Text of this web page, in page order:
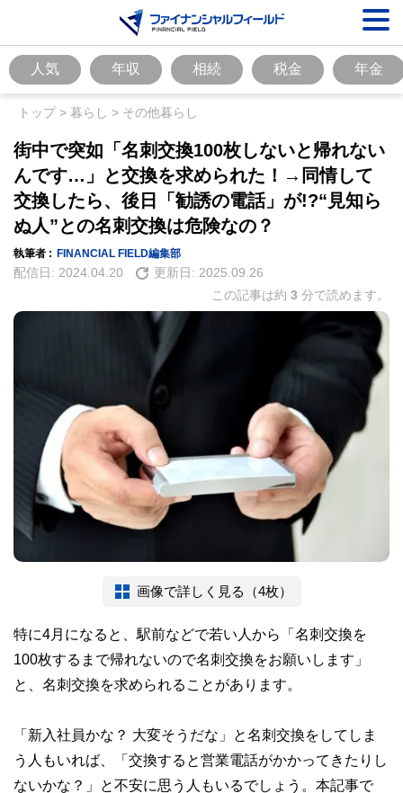
人気 年収 相続 税金 年金
トップ> 暮らし > その他暮らし
街中で突如「名刺交換100枚しないと帰れない
んです…」と交換を求められた！→同情して
交換したら、後日「勧誘の電話」が!?“見知ら
ぬ人”との名刺交換は危険なの？
執筆者 : FINANCIAL FIELD編集部
配信日: 2024.04.20 更新日: 2025.09.26
この記事は約 3 分で読めます。
画像で詳しく見る（4枚）
特に4月になると、駅前などで若い人から「名刺交換を
100枚するまで帰れないので名刺交換をお願いします」
と、名刺交換を求められることがあります。
「新入社員かな？ 大変そうだな」と名刺交換をしてしま
う人もいれば、「交換すると営業電話がかかってきたりし
ないかな？」と不安に思う人もいるでしょう。本記事で